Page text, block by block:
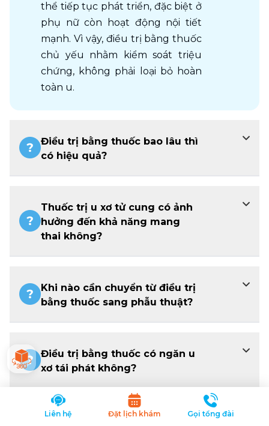
thể tiếp tục phát triển, đặc biệt ở
phụ nữ còn hoạt động nội tiết
mạnh. Vì vậy, điều trị bằng thuốc
chủ yếu nhằm kiểm soát triệu
chứng, không phải loại bỏ hoàn
toàn u.
Điều trị bằng thuốc bao lâu thì
có hiệu quả?
Thuốc trị u xơ tử cung có ảnh
hưởng đến khả năng mang
thai không?
Khi nào cần chuyển từ điều trị
bằng thuốc sang phẫu thuật?
Điều trị bằng thuốc có ngăn u
xơ tái phát không?
Có thể dùng nhiều loại thuốc
Liên hệ Đặt lịch khám Gọi tổng đài